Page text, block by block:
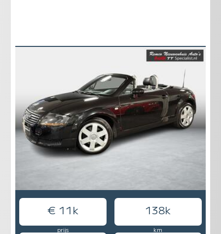
€ 11k 138k
prijs km